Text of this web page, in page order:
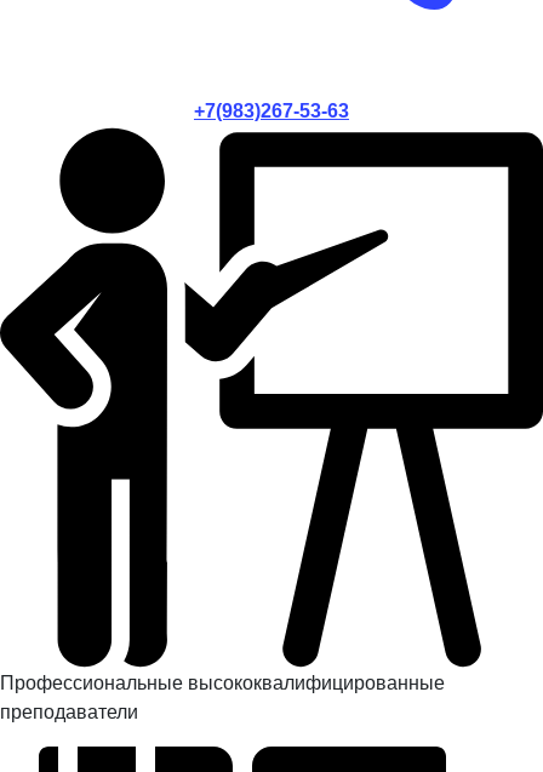
+7(983)267-53-63
Профессиональные высококвалифицированные
преподаватели